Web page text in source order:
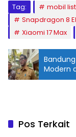
Tag: mobil
Snapdragon 8
Xiaomi 17 Max
Modern
Pos Terkait